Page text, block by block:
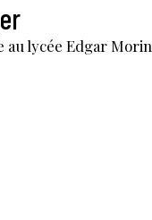
lycée Edgar Morin